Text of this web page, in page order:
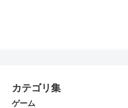
カテゴリ集
ゲーム